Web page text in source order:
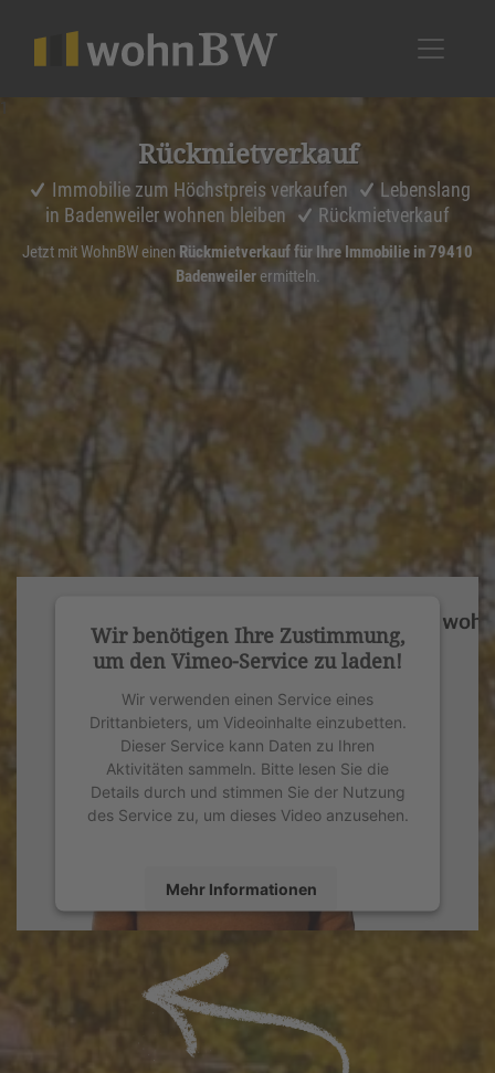
Rückmiet­ver­kauf
Immobilie zum Höchstpreis verkaufen
Lebenslang
in Badenweiler wohnen bleiben
Rückmietverkauf
Jetzt mit WohnBW einen Rückmietverkauf für Ihre Immobilie in 79410
Badenweilerermitteln.
Wir benötigen Ihre Zustimmung,
um den Vimeo-Service zu laden!
Wir verwenden einen Service eines
Drittanbieters, um Videoinhalte einzubetten.
Dieser Service kann Daten zu Ihren
Aktivitäten sammeln. Bitte lesen Sie die
Details durch und stimmen Sie der Nutzung
des Service zu, um dieses Video anzusehen.
Mehr Informationen
powered by
Management Platform